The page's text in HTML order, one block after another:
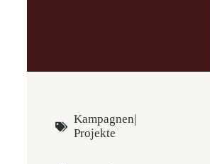
Kampagnen|
Projekte